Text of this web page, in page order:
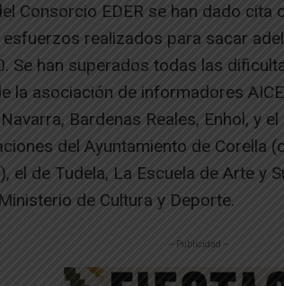
Consorcio EDER se han dado cita
realizados para sacar
Se han superados todas las
la asociación de informadores
Bardenas Reales, Enhol, y
del Ayuntamiento de Corella
el de Tudela, La Escuela de Arte y
de Cultura y Deporte.
-- Publicidad --